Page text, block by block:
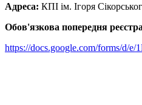
Адреса: КПІ ім. Ігоря
Обов'язкова попередня
https://docs.google.com/forms/